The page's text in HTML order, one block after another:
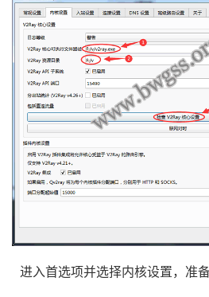
进入首选项并选择内核设置，准